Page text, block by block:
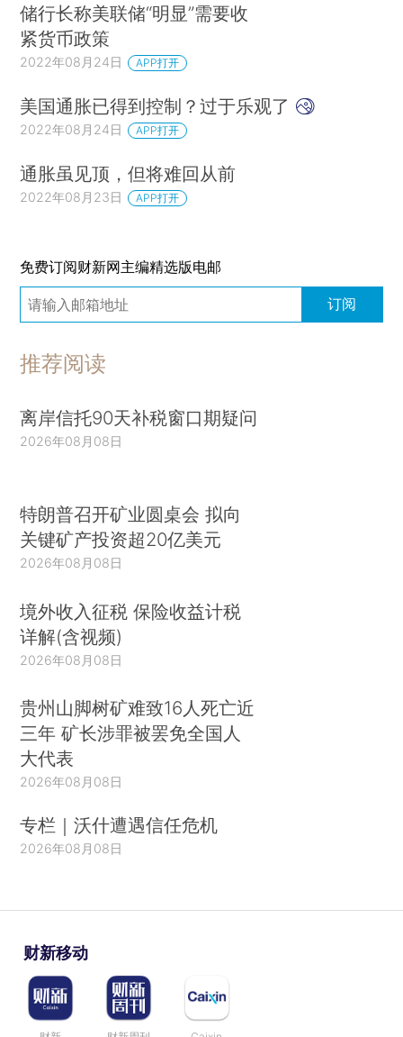
储行长称美联储“明显”需要收
紧货币政策
2022年08月24日 APP打开
美国通胀已得到控制？过于乐观了
2022年08月24日 APP打开
通胀虽见顶，但将难回从前
2022年08月23日 APP打开
免费订阅财新网主编精选版电邮
订阅
推荐阅读
离岸信托90天补税窗口期疑问
2026年08月08日
特朗普召开矿业圆桌会 拟向
关键矿产投资超20亿美元
2026年08月08日
境外收入征税 保险收益计税
详解(含视频)
2026年08月08日
贵州山脚树矿难致16人死亡近
三年 矿长涉罪被罢免全国人
大代表
2026年08月08日
专栏｜沃什遭遇信任危机
2026年08月08日
财新移动